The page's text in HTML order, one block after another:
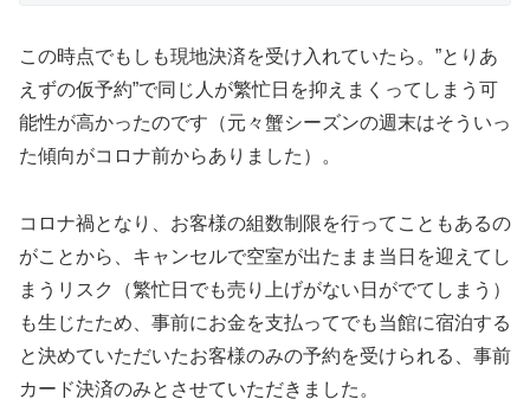
この時点でもしも現地決済を受け入れていたら。”とりあ
えずの仮予約”で同じ人が繁忙日を抑えまくってしまう可
能性が高かったのです（元々蟹シーズンの週末はそういっ
た傾向がコロナ前からありました）。
コロナ禍となり、お客様の組数制限を行ってこともあるの
がことから、キャンセルで空室が出たまま当日を迎えてし
まうリスク（繁忙日でも売り上げがない日がでてしまう）
も生じたため、事前にお金を支払ってでも当館に宿泊する
と決めていただいたお客様のみの予約を受けられる、事前
カード決済のみとさせていただきました。